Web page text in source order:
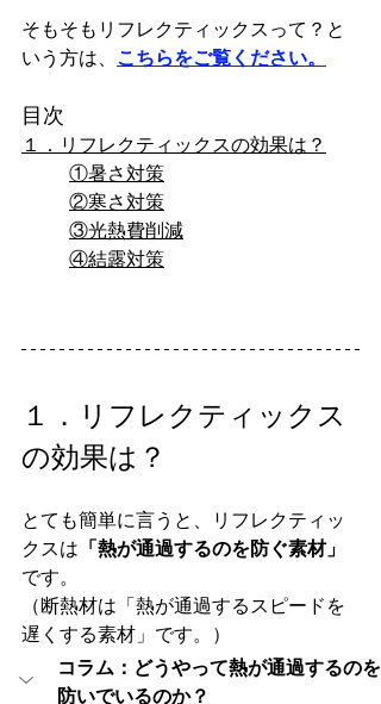
そもそもリフレクティックスって？と
いう方は、 こちらをご覧ください。
目次
１．リフレクティックスの効果は？
①暑さ対策
②寒さ対策
③光熱費削減
④結露対策
１．リフレクティックス
の効果は？
とても簡単に言うと、リフレクティッ
クスは 「熱が通過するのを防ぐ素材」
です。
（断熱材は「熱が通過するスピードを
遅くする素材」です。）
コラム：どうやって熱が通過するのを
防いでいるのか？